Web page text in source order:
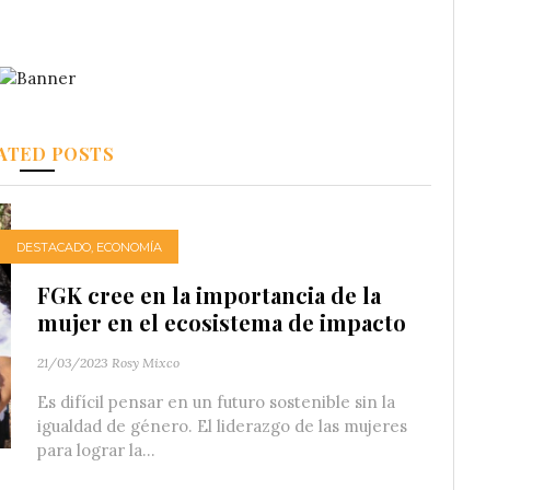
POSTS
DESTACADO ECONOMÍA
FGK cree en la importancia de la
mujer en el ecosistema de impacto
21/03/2023 Rosy Mixco
Es difícil pensar en un futuro sostenible sin la
igualdad de género. El liderazgo de las mujeres
para lograr la...